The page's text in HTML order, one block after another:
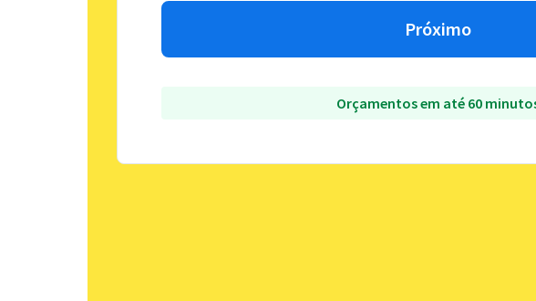
Próximo
Orçamentos em até 60